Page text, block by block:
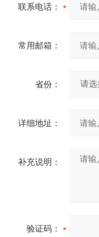
联系电话：
常用邮箱：
省份：
详细地址：
补充说明：
验证码：